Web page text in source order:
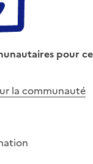
pour ce
la communauté